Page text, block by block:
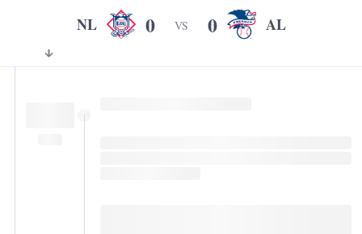
NL 0 VS 0 AL